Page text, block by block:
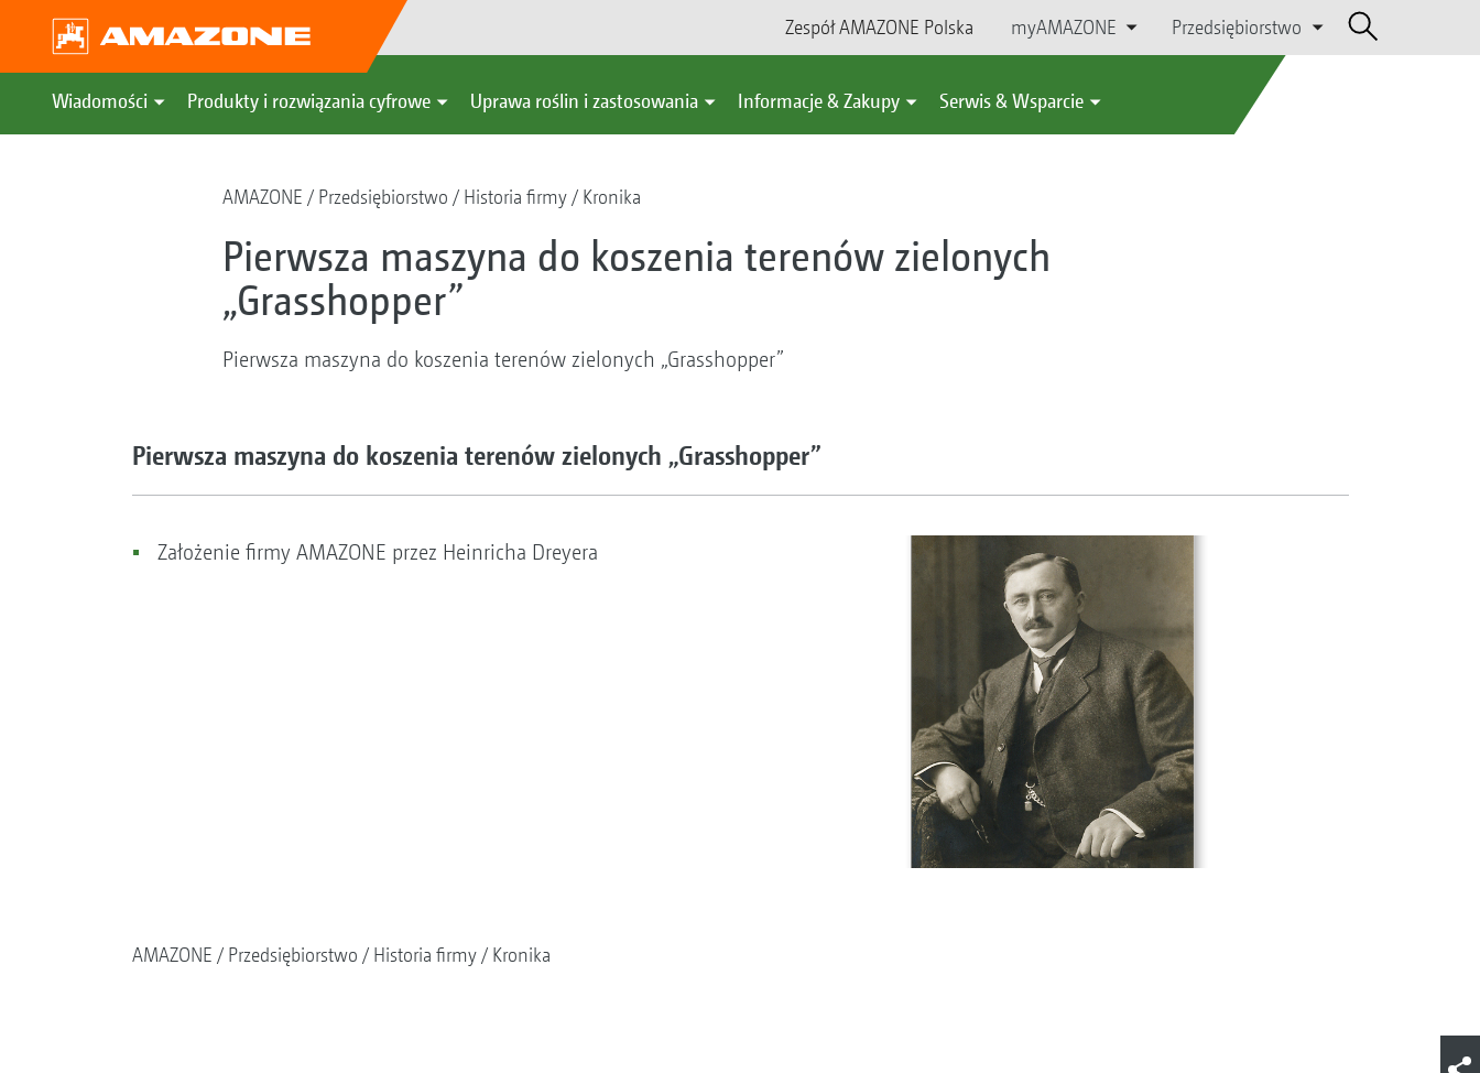
Zespół AMAZONE Polska myAMAZONE Przedsiębiorstwo
Wiadomości Produkty i rozwiązania cyfrowe Uprawa roślin i zastosowania Informacje & Zakupy Serwis & Wsparcie
AMAZONE Przedsiębiorstwo Historia firmy Kronika
Pierwsza maszyna do koszenia terenów zielonych
„Grasshopper”
Pierwsza maszyna do koszenia terenów zielonych „Grasshopper”
Pierwsza maszyna do koszenia terenów zielonych „Grasshopper”
Założenie firmy AMAZONE przez Heinricha Dreyera
AMAZONE Przedsiębiorstwo Historia firmy Kronika